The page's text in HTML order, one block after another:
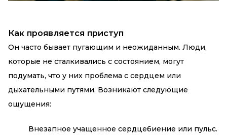
Как проявляется приступ
Он часто бывает пугающим и неожиданным. Люди,
которые не сталкивались с состоянием, могут
подумать, что у них проблема с сердцем или
дыхательными путями. Возникают следующие
ощущения:
Внезапное учащенное сердцебиение или пульс.